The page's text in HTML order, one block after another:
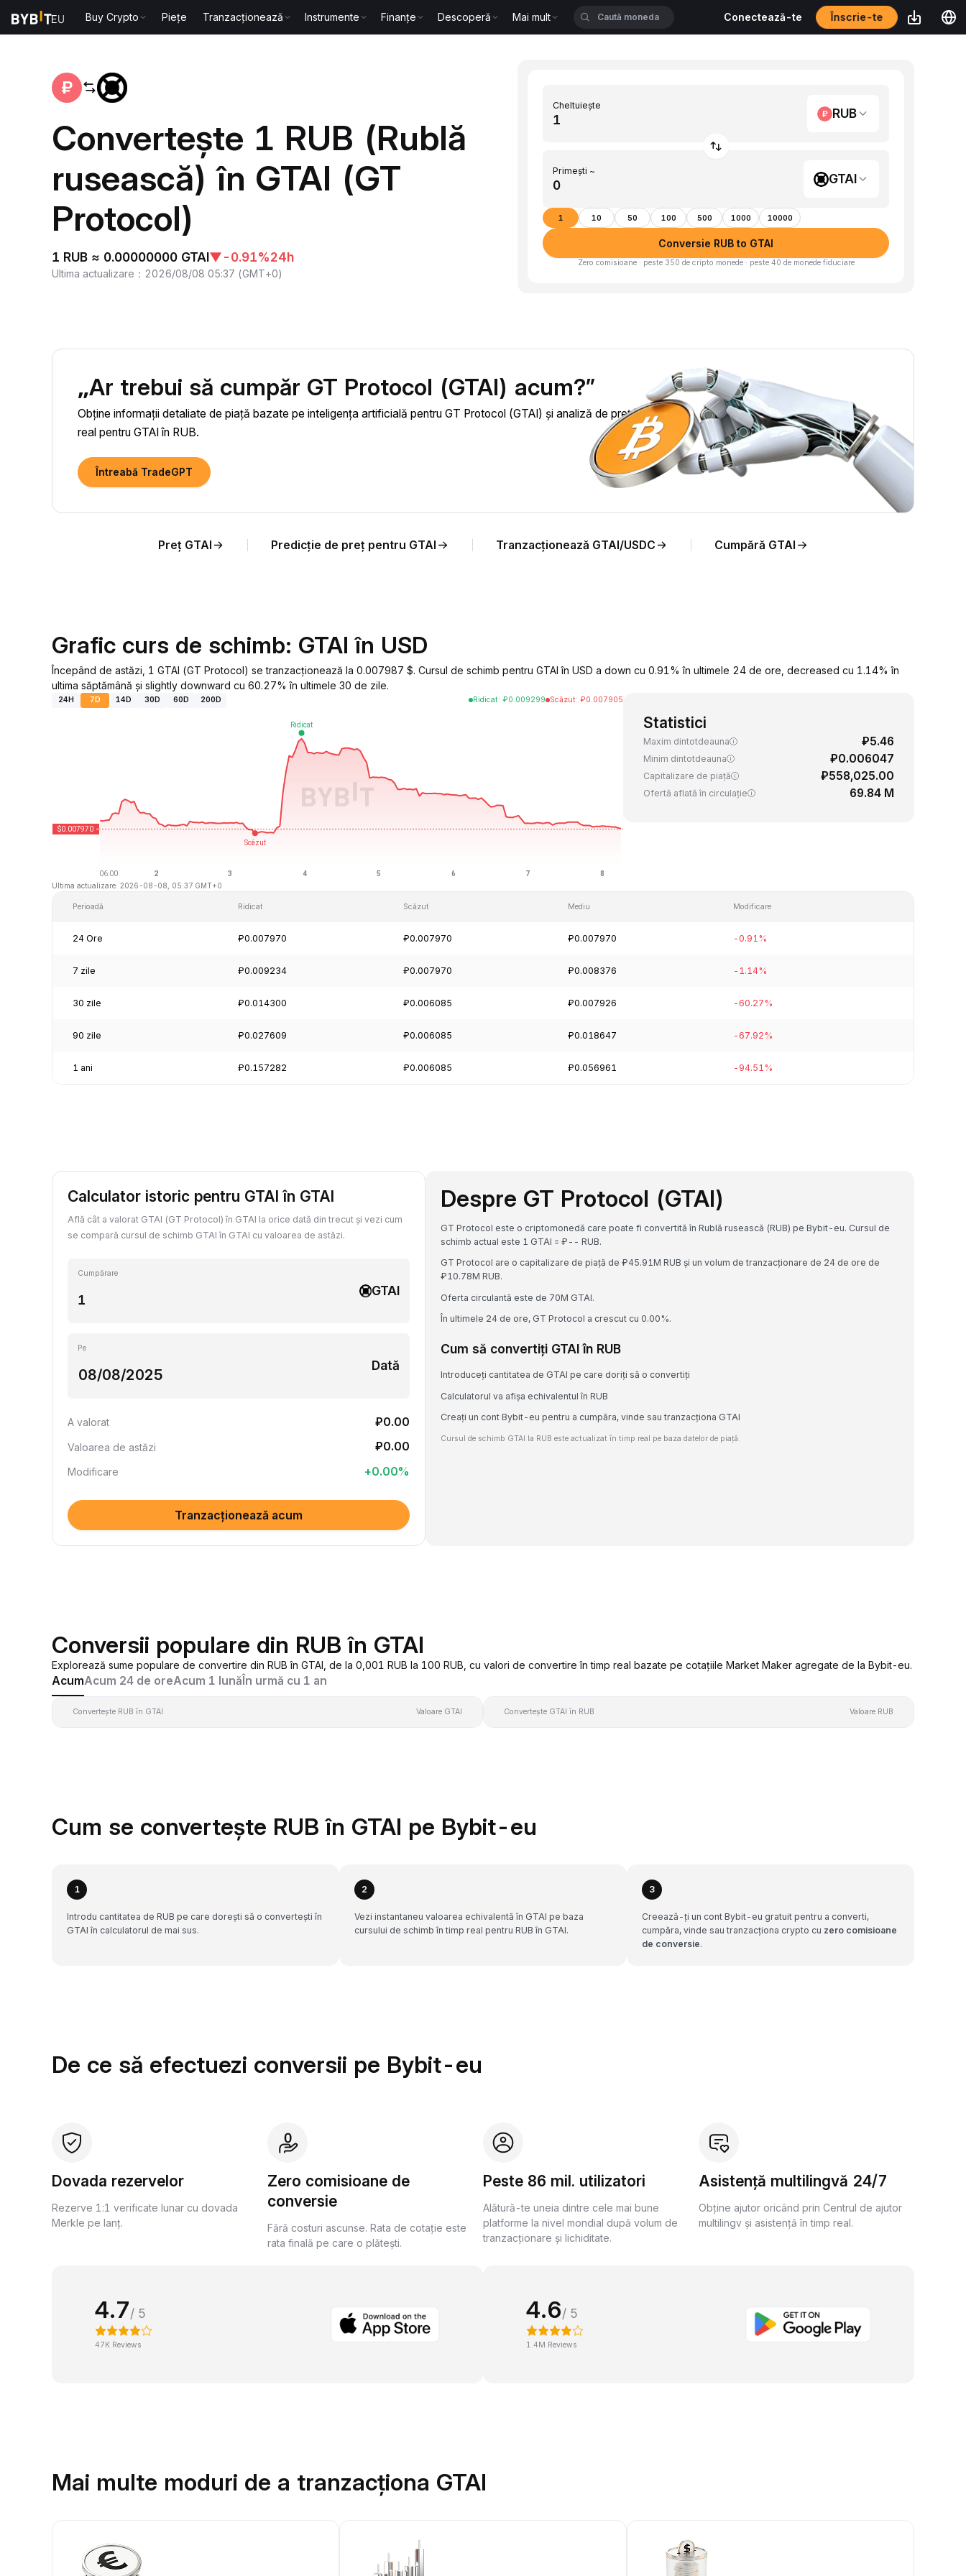
Buy Crypto Piețe Tranzacționează Instrumente Finanțe Descoperă Mai mult Conectează-te Înscrie-te
Convertește 1 RUB (Rublă
rusească) în GTAI (GT
Protocol)
1 RUB ≈ 0.00000000 GTAI▼-0.91%24h
Ultima actualizare ： 2026/08/08 05:37 (GMT+0)
Cheltuiește
RUB
Primești ~
GTAI
1 10 50 100 500 1000 10000
Conversie RUB to GTAI
Zero comisioane · peste 350 de cripto monede · peste 40 de monede fiduciare
„Ar trebui să cumpăr GT Protocol (GTAI) acum?”
Obține informații detaliate de piață bazate pe inteligența artificială pentru GT Protocol (GTAI) și analiză de preț în timp
real pentru GTAI în RUB.
Întreabă TradeGPT
Preț GTAI Predicție de preț pentru GTAI Tranzacționează GTAI/USDC Cumpără GTAI
Grafic curs de schimb: GTAI în USD
Începând de astăzi, 1 GTAI (GT Protocol) se tranzacționează la 0.007987 $. Cursul de schimb pentru GTAI în USD a down cu 0.91% în ultimele 24 de ore, decreased cu 1.14% în
ultima săptămână și slightly downward cu 60.27% în ultimele 30 de zile.
24H 7D 14D 30D 60D 200D Ridicat: ₽0.009299 Scăzut: ₽0.007905
Ultima actualizare: 2026-08-08, 05:37 GMT+0
Statistici
Maxim dintotdeauna ₽5.46
Minim dintotdeauna ₽0.006047
Capitalizare de piață ₽558,025.00
Ofertă aflată în circulație 69.84 M
Perioadă Ridicat Scăzut Mediu Modificare
24 Ore ₽0.007970 ₽0.007970 ₽0.007970 -0.91%
7 zile ₽0.009234 ₽0.007970 ₽0.008376 -1.14%
30 zile ₽0.014300 ₽0.006085 ₽0.007926 -60.27%
90 zile ₽0.027609 ₽0.006085 ₽0.018647 -67.92%
1 ani ₽0.157282 ₽0.006085 ₽0.056961 -94.51%
Calculator istoric pentru GTAI în GTAI
Află cât a valorat GTAI (GT Protocol) în GTAI la orice dată din trecut și vezi cum
se compară cursul de schimb GTAI în GTAI cu valoarea de astăzi.
Cumpărare
GTAI
Pe
Dată
A valorat ₽0.00
Valoarea de astăzi ₽0.00
Modificare +0.00%
Tranzacționează acum
Despre GT Protocol (GTAI)
GT Protocol este o criptomonedă care poate fi convertită în Rublă rusească (RUB) pe Bybit-eu. Cursul de
schimb actual este 1 GTAI = ₽-- RUB.
GT Protocol are o capitalizare de piață de ₽45.91M RUB și un volum de tranzacționare de 24 de ore de
₽10.78M RUB.
Oferta circulantă este de 70M GTAI.
În ultimele 24 de ore, GT Protocol a crescut cu 0.00%.
Cum să convertiți GTAI în RUB
Introduceți cantitatea de GTAI pe care doriți să o convertiți
Calculatorul va afișa echivalentul în RUB
Creați un cont Bybit-eu pentru a cumpăra, vinde sau tranzacționa GTAI
Cursul de schimb GTAI la RUB este actualizat în timp real pe baza datelor de piață.
Conversii populare din RUB în GTAI
Explorează sume populare de convertire din RUB în GTAI, de la 0,001 RUB la 100 RUB, cu valori de convertire în timp real bazate pe cotațiile Market Maker agregate de la Bybit-eu.
AcumAcum 24 de oreAcum 1 lunăÎn urmă cu 1 an
Convertește RUB în GTAI Valoare GTAI Convertește GTAI în RUB Valoare RUB
Cum se convertește RUB în GTAI pe Bybit-eu
1
Introdu cantitatea de RUB pe care dorești să o convertești în
GTAI în calculatorul de mai sus.
2
Vezi instantaneu valoarea echivalentă în GTAI pe baza
cursului de schimb în timp real pentru RUB în GTAI.
3
Creează-ți un cont Bybit-eu gratuit pentru a converti,
cumpăra, vinde sau tranzacționa crypto cu zero comisioane
de conversie.
De ce să efectuezi conversii pe Bybit-eu
Dovada rezervelor
Rezerve 1:1 verificate lunar cu dovada
Merkle pe lanț.
Zero comisioane de
conversie
Fără costuri ascunse. Rata de cotație este
rata finală pe care o plătești.
Peste 86 mil. utilizatori
Alătură-te uneia dintre cele mai bune
platforme la nivel mondial după volum de
tranzacționare și lichiditate.
Asistență multilingvă 24/7
Obține ajutor oricând prin Centrul de ajutor
multilingv și asistență în timp real.
4.7/ 5
47K Reviews
4.6/ 5
1.4M Reviews
Mai multe moduri de a tranzacționa GTAI